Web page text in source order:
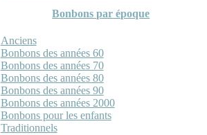
Bonbons par époque
Anciens
Bonbons des années 60
Bonbons des années 70
Bonbons des années 80
Bonbons des années 90
Bonbons des années 2000
Bonbons pour les enfants
Traditionnels